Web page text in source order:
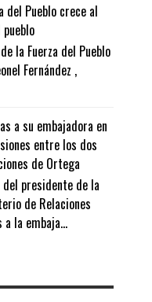
del Pueblo crece al
la Fuerza del Pueblo
Fernández ,
a su embajadora en
entre los dos
de Ortega
presidente de la
de Relaciones
la embaja...